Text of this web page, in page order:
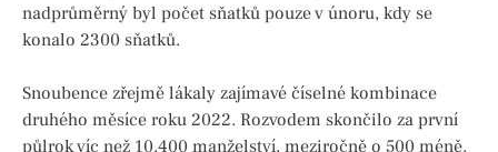
nadprůměrný byl počet sňatků pouze v únoru, kdy se
konalo 2300 sňatků.
Snoubence zřejmě lákaly zajímavé číselné kombinace
druhého měsíce roku 2022. Rozvodem skončilo za první
půlrok víc než 10.400 manželství, meziročně o 500 méně.